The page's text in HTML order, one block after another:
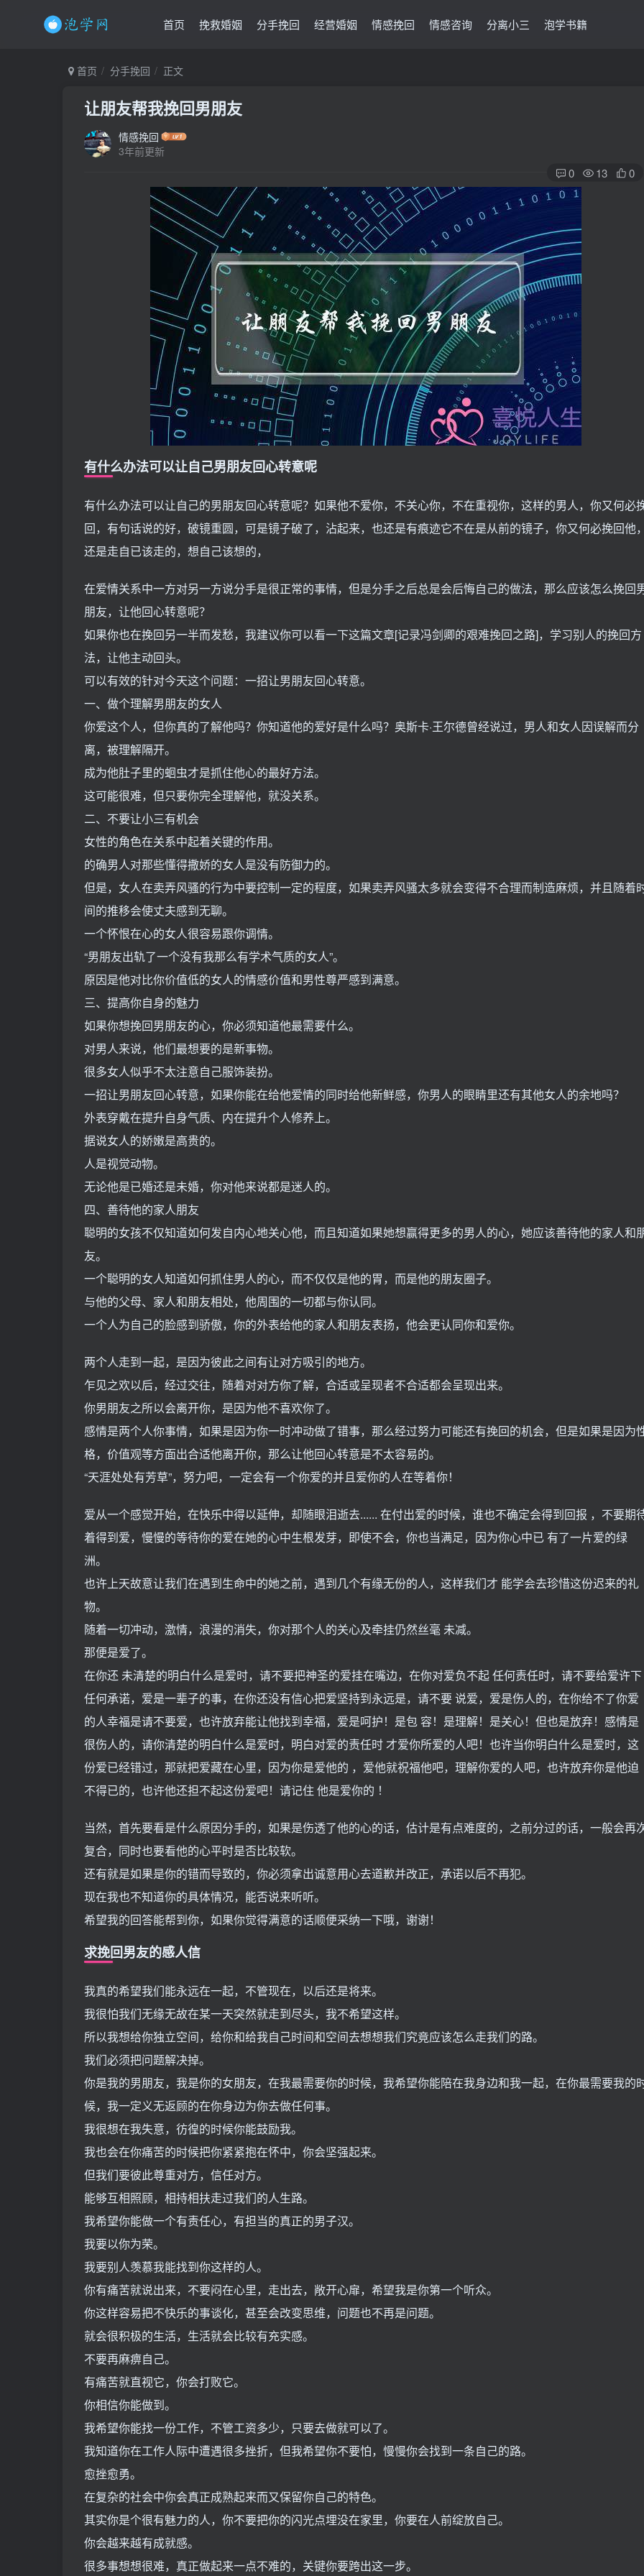
首页 挽救婚姻 分手挽回 经营婚姻 情感挽回 情感咨询 分离小三 泡学书籍
首页 分手挽回 正文
让朋友帮我挽回男朋友
情感挽回
3年前更新
0 13 0
有什么办法可以让自己男朋友回心转意呢
有什么办法可以让自己的男朋友回心转意呢？如果他不爱你，不关心你，不在重视你，这样的男人，你又何必
回，有句话说的好，破镜重圆，可是镜子破了，沾起来，也还是有痕迹它不在是从前的镜子，你又何必挽回他
还是走自已该走的，想自己该想的，
在爱情关系中一方对另一方说分手是很正常的事情，但是分手之后总是会后悔自己的做法，那么应该怎么挽回
朋友，让他回心转意呢？
如果你也在挽回另一半而发愁，我建议你可以看一下这篇文章[记录冯剑卿的艰难挽回之路]，学习别人的挽回方
法，让他主动回头。
可以有效的针对今天这个问题：一招让男朋友回心转意。
一、做个理解男朋友的女人
你爱这个人，但你真的了解他吗？你知道他的爱好是什么吗？奥斯卡·王尔德曾经说过，男人和女人因误解而分
离，被理解隔开。
成为他肚子里的蛔虫才是抓住他心的最好方法。
这可能很难，但只要你完全理解他，就没关系。
二、不要让小三有机会
女性的角色在关系中起着关键的作用。
的确男人对那些懂得撒娇的女人是没有防御力的。
但是，女人在卖弄风骚的行为中要控制一定的程度，如果卖弄风骚太多就会变得不合理而制造麻烦，并且随着
间的推移会使丈夫感到无聊。
一个怀恨在心的女人很容易跟你调情。
“男朋友出轨了一个没有我那么有学术气质的女人”。
原因是他对比你价值低的女人的情感价值和男性尊严感到满意。
三、提高你自身的魅力
如果你想挽回男朋友的心，你必须知道他最需要什么。
对男人来说，他们最想要的是新事物。
很多女人似乎不太注意自己服饰装扮。
一招让男朋友回心转意，如果你能在给他爱情的同时给他新鲜感，你男人的眼睛里还有其他女人的余地吗？
外表穿戴在提升自身气质、内在提升个人修养上。
据说女人的娇嫩是高贵的。
人是视觉动物。
无论他是已婚还是未婚，你对他来说都是迷人的。
四、善待他的家人朋友
聪明的女孩不仅知道如何发自内心地关心他，而且知道如果她想赢得更多的男人的心，她应该善待他的家人和
友。
一个聪明的女人知道如何抓住男人的心，而不仅仅是他的胃，而是他的朋友圈子。
与他的父母、家人和朋友相处，他周围的一切都与你认同。
一个人为自己的脸感到骄傲，你的外表给他的家人和朋友表扬，他会更认同你和爱你。
两个人走到一起，是因为彼此之间有让对方吸引的地方。
乍见之欢以后，经过交往，随着对对方你了解，合适或呈现者不合适都会呈现出来。
你男朋友之所以会离开你，是因为他不喜欢你了。
感情是两个人你事情，如果是因为你一时冲动做了错事，那么经过努力可能还有挽回的机会，但是如果是因为
格，价值观等方面出合适他离开你，那么让他回心转意是不太容易的。
“天涯处处有芳草”，努力吧，一定会有一个你爱的并且爱你的人在等着你！
爱从一个感觉开始，在快乐中得以延伸，却随眼泪逝去...... 在付出爱的时候，谁也不确定会得到回报 ，不要期
着得到爱，慢慢的等待你的爱在她的心中生根发芽，即使不会，你也当满足，因为你心中已 有了一片爱的绿
洲。
也许上天故意让我们在遇到生命中的她之前，遇到几个有缘无份的人，这样我们才 能学会去珍惜这份迟来的礼
物。
随着一切冲动，激情，浪漫的消失，你对那个人的关心及牵挂仍然丝毫 未减。
那便是爱了。
在你还 未清楚的明白什么是爱时，请不要把神圣的爱挂在嘴边，在你对爱负不起 任何责任时，请不要给爱许下
任何承诺，爱是一辈子的事，在你还没有信心把爱坚持到永远是，请不要 说爱，爱是伤人的，在你给不了你爱
的人幸福是请不要爱，也许放弃能让他找到幸福，爱是呵护！是包 容！是理解！是关心！但也是放弃！感情是
很伤人的，请你清楚的明白什么是爱时，明白对爱的责任时 才爱你所爱的人吧！也许当你明白什么是爱时，这
份爱已经错过，那就把爱藏在心里，因为你是爱他的 ，爱他就祝福他吧，理解你爱的人吧，也许放弃你是他迫
不得已的，也许他还担不起这份爱吧！请记住 他是爱你的 ！
当然，首先要看是什么原因分手的，如果是伤透了他的心的话，估计是有点难度的，之前分过的话，一般会再
复合，同时也要看他的心平时是否比较软。
还有就是如果是你的错而导致的，你必须拿出诚意用心去道歉并改正，承诺以后不再犯。
现在我也不知道你的具体情况，能否说来听听。
希望我的回答能帮到你，如果你觉得满意的话顺便采纳一下哦，谢谢！
求挽回男友的感人信
我真的希望我们能永远在一起，不管现在，以后还是将来。
我很怕我们无缘无故在某一天突然就走到尽头，我不希望这样。
所以我想给你独立空间，给你和给我自己时间和空间去想想我们究竟应该怎么走我们的路。
我们必须把问题解决掉。
你是我的男朋友，我是你的女朋友，在我最需要你的时候，我希望你能陪在我身边和我一起，在你最需要我的
候，我一定义无返顾的在你身边为你去做任何事。
我很想在我失意，彷徨的时候你能鼓励我。
我也会在你痛苦的时候把你紧紧抱在怀中，你会坚强起来。
但我们要彼此尊重对方，信任对方。
能够互相照顾，相持相扶走过我们的人生路。
我希望你能做一个有责任心，有担当的真正的男子汉。
我要以你为荣。
我要别人羡慕我能找到你这样的人。
你有痛苦就说出来，不要闷在心里，走出去，敞开心扉，希望我是你第一个听众。
你这样容易把不快乐的事谈化，甚至会改变思维，问题也不再是问题。
就会很积极的生活，生活就会比较有充实感。
不要再麻痹自己。
有痛苦就直视它，你会打败它。
你相信你能做到。
我希望你能找一份工作，不管工资多少，只要去做就可以了。
我知道你在工作人际中遭遇很多挫折，但我希望你不要怕，慢慢你会找到一条自己的路。
愈挫愈勇。
在复杂的社会中你会真正成熟起来而又保留你自己的特色。
其实你是个很有魅力的人，你不要把你的闪光点埋没在家里，你要在人前绽放自己。
你会越来越有成就感。
很多事想想很难，真正做起来一点不难的，关键你要跨出这一步。